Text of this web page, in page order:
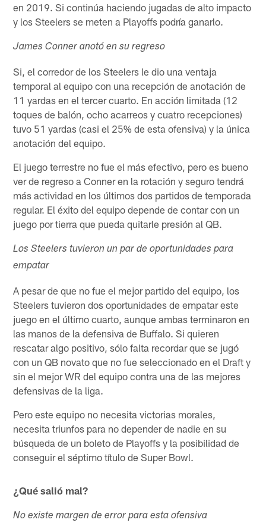
en 2019. Si continúa haciendo jugadas de alto impacto
y los Steelers se meten a Playoffs podría ganarlo.
James Conner anotó en su regreso
Si, el corredor de los Steelers le dio una ventaja
temporal al equipo con una recepción de anotación de
11 yardas en el tercer cuarto. En acción limitada (12
toques de balón, ocho acarreos y cuatro recepciones)
tuvo 51 yardas (casi el 25% de esta ofensiva) y la única
anotación del equipo.
El juego terrestre no fue el más efectivo, pero es bueno
ver de regreso a Conner en la rotación y seguro tendrá
más actividad en los últimos dos partidos de temporada
regular. El éxito del equipo depende de contar con un
juego por tierra que pueda quitarle presión al QB.
Los Steelers tuvieron un par de oportunidades para
empatar
A pesar de que no fue el mejor partido del equipo, los
Steelers tuvieron dos oportunidades de empatar este
juego en el último cuarto, aunque ambas terminaron en
las manos de la defensiva de Buffalo. Si quieren
rescatar algo positivo, sólo falta recordar que se jugó
con un QB novato que no fue seleccionado en el Draft y
sin el mejor WR del equipo contra una de las mejores
defensivas de la liga.
Pero este equipo no necesita victorias morales,
necesita triunfos para no depender de nadie en su
búsqueda de un boleto de Playoffs y la posibilidad de
conseguir el séptimo título de Super Bowl.
¿Qué salió mal?
No existe margen de error para esta ofensiva